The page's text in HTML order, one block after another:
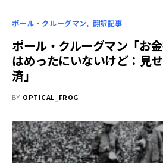
ポール・クルーグマン 翻訳記事
ポール・クルーグマン「お
はめったにいないけど：見
済」
BY OPTICAL_FROG